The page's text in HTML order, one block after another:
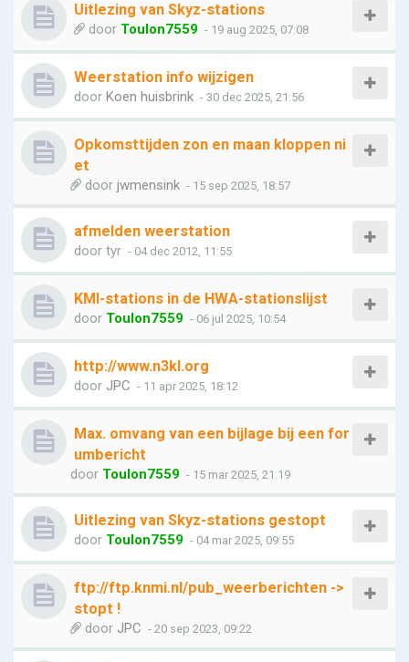
Uitlezing van Skyz-stations
door Toulon7559 - 19 aug 2025, 07:08
Weerstation info wijzigen
door Koen huisbrink - 30 dec 2025, 21:56
Opkomsttijden zon en maan kloppen ni
et
door jwmensink - 15 sep 2025, 18:57
afmelden weerstation
door tyr - 04 dec 2012, 11:55
KMI-stations in de HWA-stationslijst
door Toulon7559 - 06 jul 2025, 10:54
http://www.n3kl.org
door JPC - 11 apr 2025, 18:12
Max. omvang van een bijlage bij een for
umbericht
door Toulon7559 - 15 mar 2025, 21:19
Uitlezing van Skyz-stations gestopt
door Toulon7559 - 04 mar 2025, 09:55
ftp://ftp.knmi.nl/pub_weerberichten ->
stopt !
door JPC - 20 sep 2023, 09:22